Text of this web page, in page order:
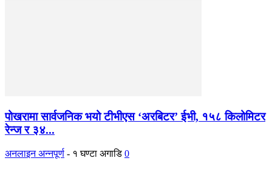
पोखरामा सार्वजनिक भयो टीभीएस ‘अरबिटर’ ईभी, १५८ किलोमिटर
रेन्ज र ३४...
अनलाइन अन्नपूर्ण - १ घण्टा अगाडि 0